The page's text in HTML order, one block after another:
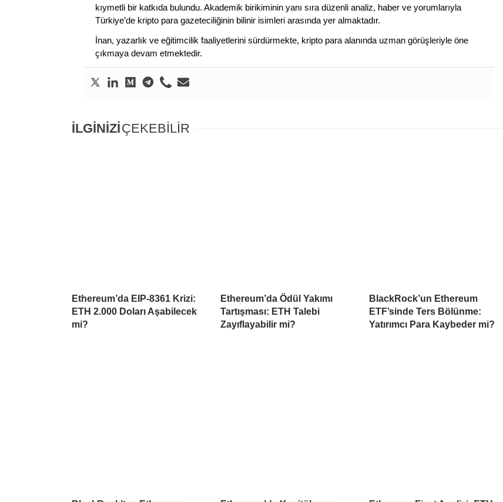
kıymetli bir katkıda bulundu. Akademik birikiminin yanı sıra düzenli analiz, haber ve yorumlarıyla
Türkiye’de kripto para gazeteciliğinin bilinir isimleri arasında yer almaktadır.
İnan, yazarlık ve eğitimcilik faaliyetlerini sürdürmekte, kripto para alanında uzman görüşleriyle öne
çıkmaya devam etmektedir.
İLGİNİZİÇEKEBİLİR
Ethereum’da EIP-8361 Krizi:
ETH 2.000 Doları Aşabilecek
mi?
Ethereum’da Ödül Yakımı
Tartışması: ETH Talebi
Zayıflayabilir mi?
BlackRock’un Ethereum
ETF’sinde Ters Bölünme:
Yatırımcı Para Kaybeder mi?